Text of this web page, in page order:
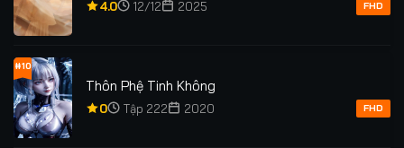
4.0 12/12 2025 FHD
#10
Thôn Phệ Tinh Không
0 Tập 222 2020 FHD